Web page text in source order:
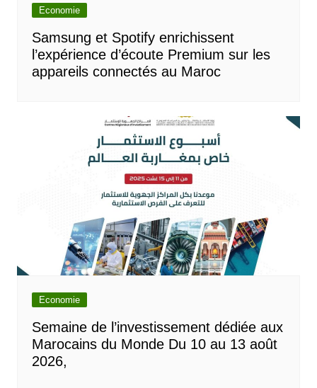
Economie
Samsung et Spotify enrichissent
l’expérience d’écoute Premium sur les
appareils connectés au Maroc
Economie
Semaine de l’investissement dédiée aux
Marocains du Monde Du 10 au 13 août
2026,